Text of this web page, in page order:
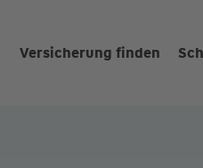
Versicherung finden